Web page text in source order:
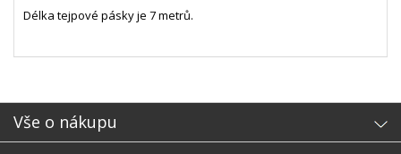
Délka tejpové pásky je 7 metrů.
Vše o nákupu